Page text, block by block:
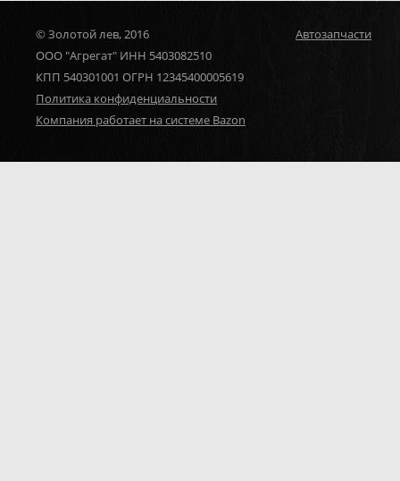
© Золотой лев, 2016
ООО "Агрегат" ИНН 5403082510
КПП 540301001 ОГРН 12345400005619
Политика конфиденциальности
Компания работает на системе Bazon
Автозапчасти